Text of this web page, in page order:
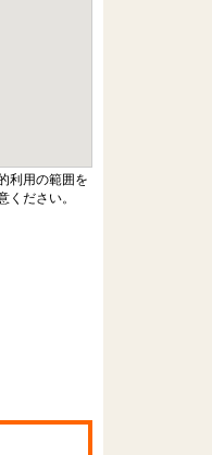
利用の範囲を
ださい。